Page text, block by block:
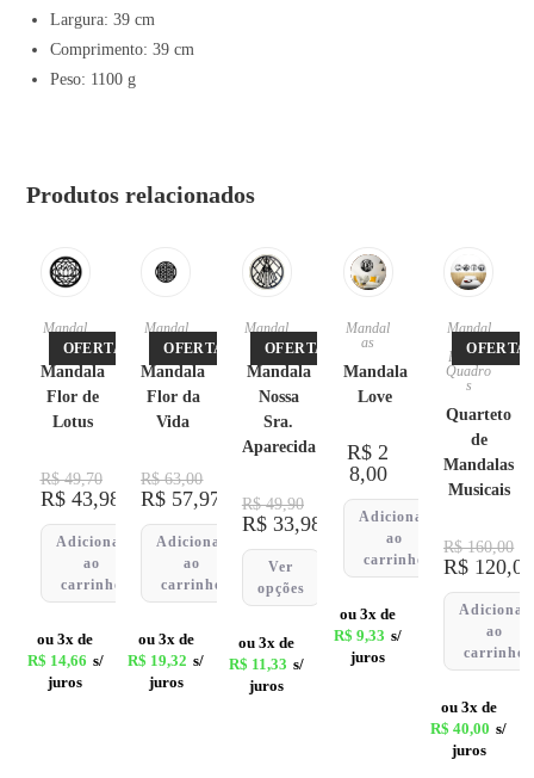
Largura: 39 cm
Comprimento: 39 cm
Peso: 1100 g
Produtos relacionados
OFERTA!
Mandal
as
Mandala
Flor de
Lotus
R$49,70
R$43,98
Adicionar
ao
carrinho
ou 3x de
R$ 14,66 s/
juros
OFERTA!
Mandal
as
Mandala
Flor da
Vida
R$63,00
R$ 57,97
Adicionar
ao
carrinho
ou 3x de
R$ 19,32 s/
juros
OFERTA!
Mandal
as
Mandala
Nossa
Sra.
Aparecida
R$49,90
R$33,98
Ver
opções
ou 3x de
R$ 11,33 s/
juros
Mandal
as
Mandala
Love
R$ 2
8,00
Adicionar
ao
carrinho
ou 3x de
R$ 9,33 s/
juros
OFERTA!
Mandal
as,
Placas,
Quadro
s
Quarteto
de
Mandalas
Musicais
R$160,00
R$ 120,00
Adicionar
ao
carrinho
ou 3x de
R$ 40,00 s/
juros